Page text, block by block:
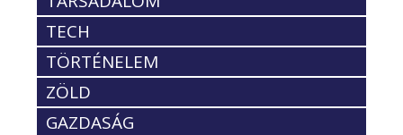
TECH
TÖRTÉNELEM
ZÖLD
GAZDASÁG